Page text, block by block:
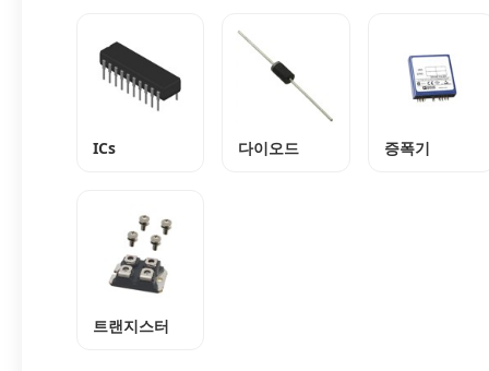
ICs 다이오드 증폭기
트랜지스터